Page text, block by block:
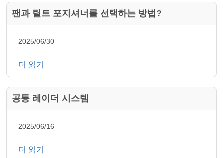
팬과 틸트 포지셔너를 선택하는 방법?
2025/06/30
더 읽기
공통 레이더 시스템
2025/06/16
더 읽기